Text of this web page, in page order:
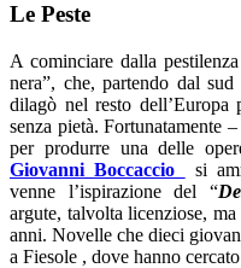
Le Peste
A cominciare dalla
nera”, che, partendo dal
dilagò nel resto dell’Europa
senza pietà. Fortunatamente
per produrre una delle
Giovanni Boccaccio
si
venne l’ispirazione del “
argute, talvolta licenziose,
anni. Novelle che dieci
a Fiesole , dove hanno